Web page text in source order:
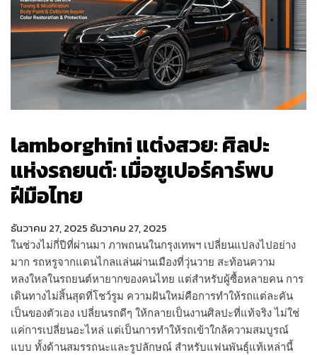
lamborghini แต่งสวย: ศิลปะ
แห่งรถยนต์: เมื่อซูเปอร์คาร์พบ
ฝีมือไทย
ธันวาคม 27, 2025 ธันวาคม 27, 2025
ในช่วงไม่กี่ปีที่ผ่านมา ภาพถนนในกรุงเทพฯ เปลี่ยนแปลงไปอย่าง
มาก รถหรูจากแดนไกลแล่นผ่านเมืองที่วุ่นวาย สะท้อนความ
หลงใหลในรถยนต์หายากของคนไทย แต่สำหรับผู้ซื้อหลายคน การ
เดินทางไม่สิ้นสุดที่โชว์รูม ความฝันใหม่คือการทำให้รถแต่ละคัน
เป็นของตัวเอง เปลี่ยนรถดีๆ ให้กลายเป็นงานศิลปะที่แท้จริง ไม่ใช่
แค่การเปลี่ยนอะไหล่ แต่เป็นการทำให้รถเข้าใกล้ความสมบูรณ์
แบบ ทั้งด้านสมรรถนะและรูปลักษณ์ สำหรับแฟนพันธุ์แท้เหล่านี้